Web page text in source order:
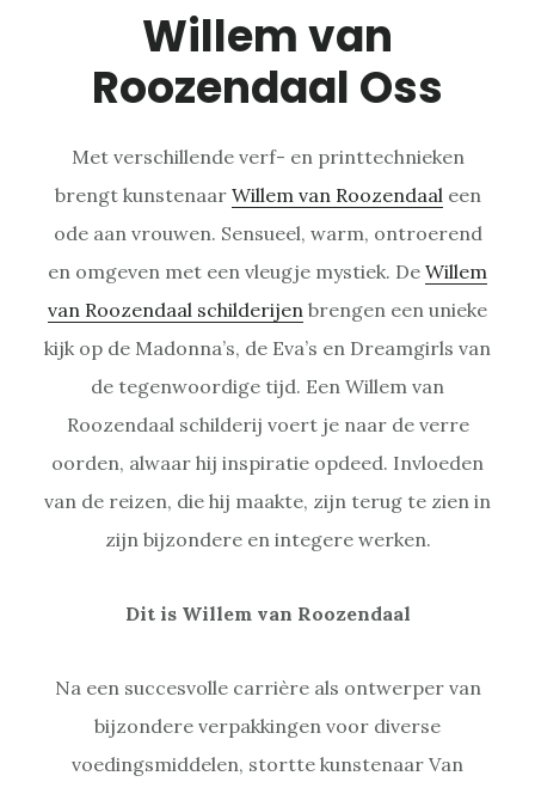
Willem van
Roozendaal Oss
Met verschillende verf- en printtechnieken
brengt kunstenaar Willem van Roozendaal een
ode aan vrouwen. Sensueel, warm, ontroerend
en omgeven met een vleugje mystiek. De Willem
van Roozendaal schilderijen brengen een unieke
kijk op de Madonna’s, de Eva’s en Dreamgirls van
de tegenwoordige tijd. Een Willem van
Roozendaal schilderij voert je naar de verre
oorden, alwaar hij inspiratie opdeed. Invloeden
van de reizen, die hij maakte, zijn terug te zien in
zijn bijzondere en integere werken.
Dit is Willem van Roozendaal
Na een succesvolle carrière als ontwerper van
bijzondere verpakkingen voor diverse
voedingsmiddelen, stortte kunstenaar Van